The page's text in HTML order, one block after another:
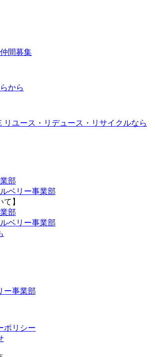
仲間募集
から
リユース・リデュース・リサイクルなら
部
ベリー事業部
て】
部
ベリー事業部
ー事業部
ポリシー